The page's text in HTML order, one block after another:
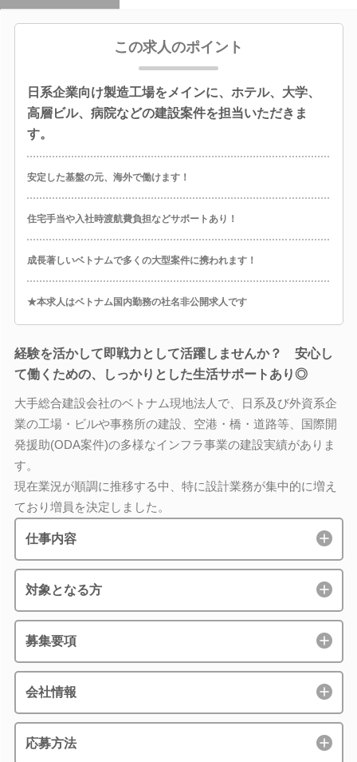
この求人のポイント
日系企業向け製造工場をメインに、ホテル、大学、
高層ビル、病院などの建設案件を担当いただきま
す。
安定した基盤の元、海外で働けます！
住宅手当や入社時渡航費負担などサポートあり！
成長著しいベトナムで多くの大型案件に携われます！
★本求人はベトナム国内勤務の社名非公開求人です
経験を活かして即戦力として活躍しませんか？ 安心し
て働くための、しっかりとした生活サポートあり◎
大手総合建設会社のベトナム現地法人で、日系及び外資系企
業の工場・ビルや事務所の建設、空港・橋・道路等、国際開
発援助(ODA案件)の多様なインフラ事業の建設実績がありま
す。
現在業況が順調に推移する中、特に設計業務が集中的に増え
ており増員を決定しました。
仕事内容
対象となる方
募集要項
会社情報
応募方法